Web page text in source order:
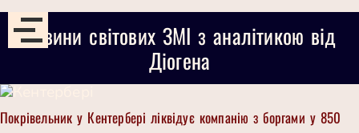
Новини світових ЗМІ з аналітикою від
Діогена
Покрівельник у Кентербері ліквідує компанію з боргами у 850